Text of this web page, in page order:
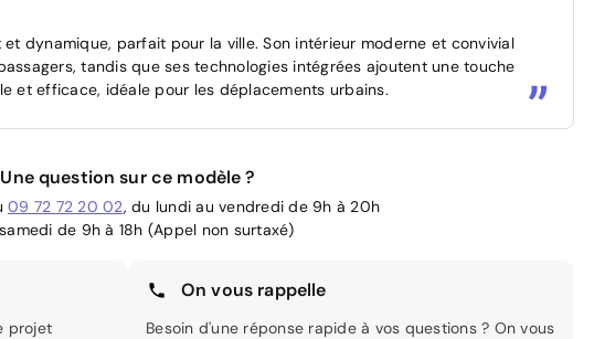
dynamique, parfait pour la ville. Son intérieur moderne et convivial
tandis que ses technologies intégrées ajoutent une touche
et efficace, idéale pour les déplacements urbains.
Une question sur ce modèle ?
09 72 72 20 02, du lundi au vendredi de 9h à 20h
de 9h à 18h (Appel non surtaxé)
projet
On vous rappelle
Besoin d'une réponse rapide à vos questions ? On vous